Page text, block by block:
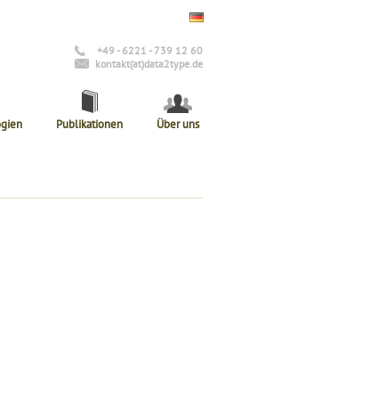
+49 - 6221 - 739 12 60
kontakt(at)data2type.de
Publikationen Über uns